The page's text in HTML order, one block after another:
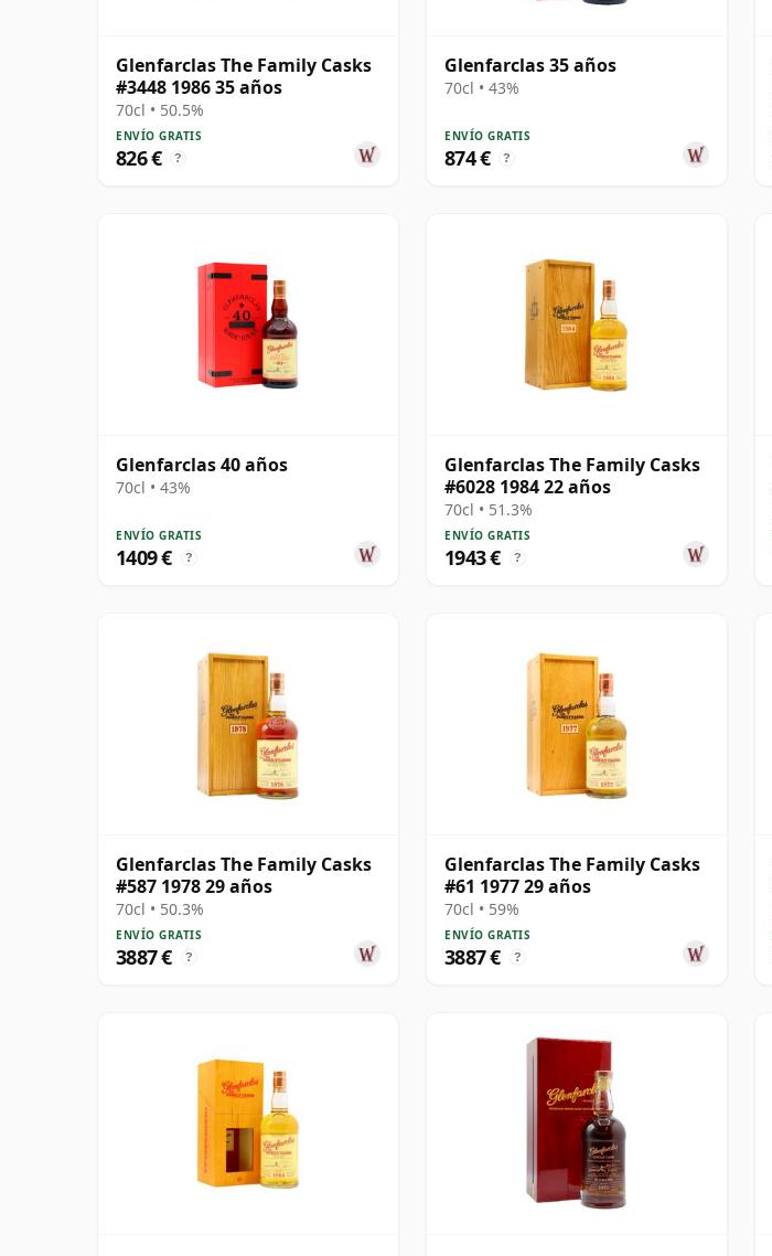
Glenfarclas The Family Casks
#3448 1986 35 años
70cl • 50.5%
ENVÍO GRATIS
826 € ?
Glenfarclas 35 años
70cl • 43%
ENVÍO GRATIS
874 € ?
Glenfarclas 40 años
70cl • 43%
ENVÍO GRATIS
1409 € ?
Glenfarclas The Family Casks
#6028 1984 22 años
70cl • 51.3%
ENVÍO GRATIS
1943 € ?
Glenfarclas The Family Casks
#587 1978 29 años
70cl • 50.3%
ENVÍO GRATIS
3887 € ?
Glenfarclas The Family Casks
#61 1977 29 años
70cl • 59%
ENVÍO GRATIS
3887 € ?